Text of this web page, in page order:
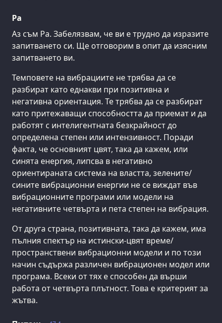
Ра
Аз съм Ра. Забелязвам, че ви е трудно да изразите
запитването си. Ще отговорим в опит да изясним
запитването ви.
Темповете на вибрациите не трябва да се
разбират като еднакви при позитивна и
негативна ориентация. Те трябва да се разбират
като притежаващи способността да приемат и да
работят с интелигентната безкрайност до
определена степен или интензивност. Поради
факта, че основният цвят, така да кажем, или
синята енергия, липсва в негативно
ориентираната система на властта, зелените/
сините вибрационни енергии не се виждат във
вибрационните програми или модели на
негативните четвърта и пета степен на вибрация.
От друга страна, позитивната, така да кажем, има
пълния спектър на истински-цвят време/
пространствени вибрационни модели и по този
начин съдържа различен вибрационен модел или
програма. Всеки от тях е способен да върши
работа от четвърта плътност. Това е критерият за
жътва.